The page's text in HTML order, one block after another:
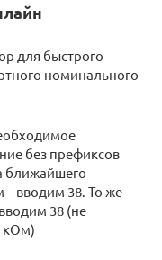
для быстрого
номинального
без префиксов
ближайшего
– вводим 38. То же
38 (не
кОм)